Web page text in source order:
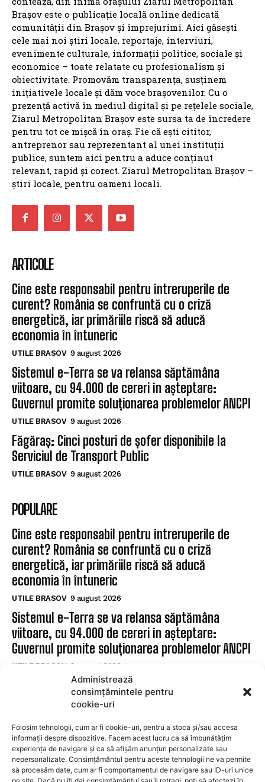
Administrează
consimțămintele pentru
cookie-uri
Folosim tehnologii, cum ar fi cookie-uri, pentru a stoca și/sau accesa
informații despre dispozitive. Facem acest lucru ca să îmbunătățim
experiența de navigare și ca să afișăm anunțuri personalizate sau
nepersonalizate. Consimțământul pentru aceste tehnologii ne va permite
să procesăm date, cum ar fi comportamentul de navigare sau ID-uri unice
Brașov este o publicație locală online dedicată
comunității din Brașov și împrejurimi. Aici găsești
cele mai noi știri locale, reportaje, interviuri,
evenimente culturale, informații politice, sociale și
economice – toate relatate cu profesionalism și
obiectivitate. Promovăm transparența, susținem
inițiativele locale și dăm voce brașovenilor. Cu o
prezență activă în mediul digital și pe rețelele sociale,
Ziarul Metropolitan Brașov este sursa ta de încredere
pentru tot ce mișcă în oraș. Fie că ești cititor,
antreprenor sau reprezentant al unei instituții
publice, suntem aici pentru a aduce conținut
relevant, rapid și corect. Ziarul Metropolitan Brașov –
știri locale, pentru oameni locali.
ARTICOLE
Cine este responsabil pentru întreruperile de
curent? România se confruntă cu o criză
energetică, iar primăriile riscă să aducă
economia în întuneric
UTILE BRASOV 9 august 2026
Sistemul e-Terra se va relansa săptămâna
viitoare, cu 94.000 de cereri în așteptare:
Guvernul promite soluționarea problemelor ANCPI
UTILE BRASOV 9 august 2026
Făgăraș: Cinci posturi de șofer disponibile la
Serviciul de Transport Public
UTILE BRASOV 9 august 2026
POPULARE
Cine este responsabil pentru întreruperile de
curent? România se confruntă cu o criză
energetică, iar primăriile riscă să aducă
economia în întuneric
UTILE BRASOV 9 august 2026
Sistemul e-Terra se va relansa săptămâna
viitoare, cu 94.000 de cereri în așteptare:
Guvernul promite soluționarea problemelor ANCPI
UTILE BRASOV 9 august 2026
Făgăraș: Cinci posturi de șofer disponibile la
Serviciul de Transport Public
SUBSCRIBE